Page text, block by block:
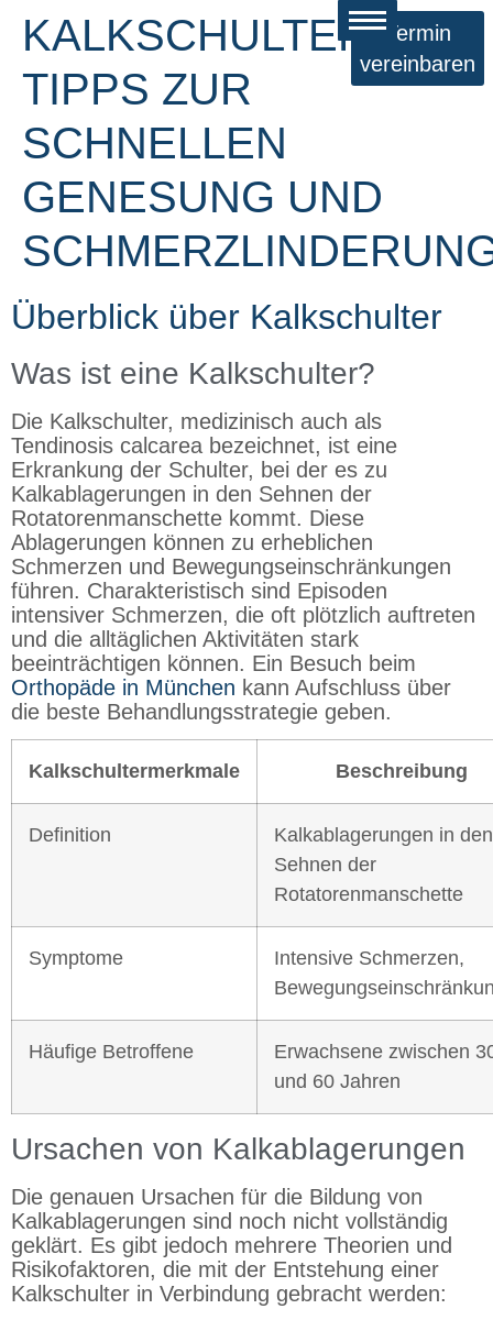
Termin
vereinbaren
KALKSCHULTER:
TIPPS ZUR
SCHNELLEN
GENESUNG UND
Überblick über Kalkschulter
Was ist eine Kalkschulter?
Die Kalkschulter, medizinisch auch als
Tendinosis calcarea bezeichnet, ist eine
Erkrankung der Schulter, bei der es zu
Kalkablagerungen in den Sehnen der
Rotatorenmanschette kommt. Diese
Ablagerungen können zu erheblichen
Schmerzen und Bewegungseinschränkungen
führen. Charakteristisch sind Episoden
intensiver Schmerzen, die oft plötzlich auftreten
und die alltäglichen Aktivitäten stark
beeinträchtigen können. Ein Besuch beim
Orthopäde in München kann Aufschluss über
die beste Behandlungsstrategie geben.
Kalkschultermerkmale Beschreibung
Definition
Kalkablagerungen in den
Sehnen der
Rotatorenmanschette
Symptome
Intensive Schmerzen,
Häufige Betroffene
Erwachsene zwischen
und 60 Jahren
Ursachen von Kalkablagerungen
Die genauen Ursachen für die Bildung von
Kalkablagerungen sind noch nicht vollständig
geklärt. Es gibt jedoch mehrere Theorien und
Risikofaktoren, die mit der Entstehung einer
Kalkschulter in Verbindung gebracht werden: